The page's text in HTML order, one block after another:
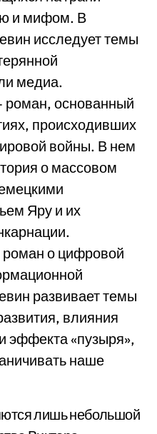
и мифом. В
исследует темы
медиа.
роман, основанный
происходивших
войны. В нем
о массовом
Яру и их
роман о цифровой
развивает темы
влияния
эффекта «пузыря»,
наше
лишь небольшой